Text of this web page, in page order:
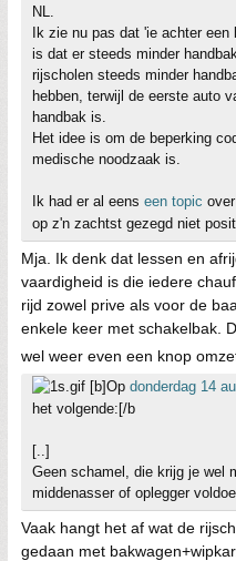
NL.
Ik zie nu pas dat 'ie achter
is dat er steeds minder
rijscholen steeds minder
hebben, terwijl de eerste auto
handbak is.
Het idee is om de beperking
medische noodzaak is.
Ik had er al eens een topic
op z'n zachtst gezegd niet
Mja. Ik denk dat lessen en
vaardigheid is die iedere
rijd zowel prive als voor de
enkele keer met schakelbak.
wel weer even een knop
[b]Op donderdag 14
het volgende:[/b
[..]
Geen schamel, die krijg je wel
middenasser of oplegger
Vaak hangt het af wat de
gedaan met